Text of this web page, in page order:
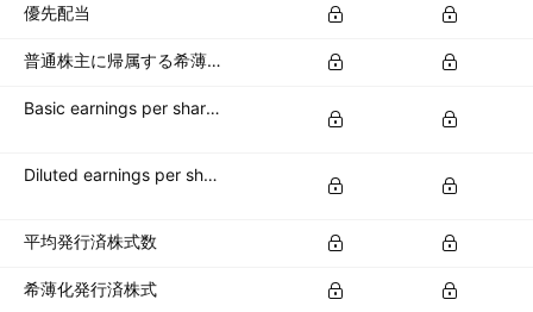
優先配当
普通株主に帰属する希薄化純利益
Basic earnings per share (basic EPS)
Diluted earnings per share (diluted EPS)
平均発行済株式数
希薄化発行済株式